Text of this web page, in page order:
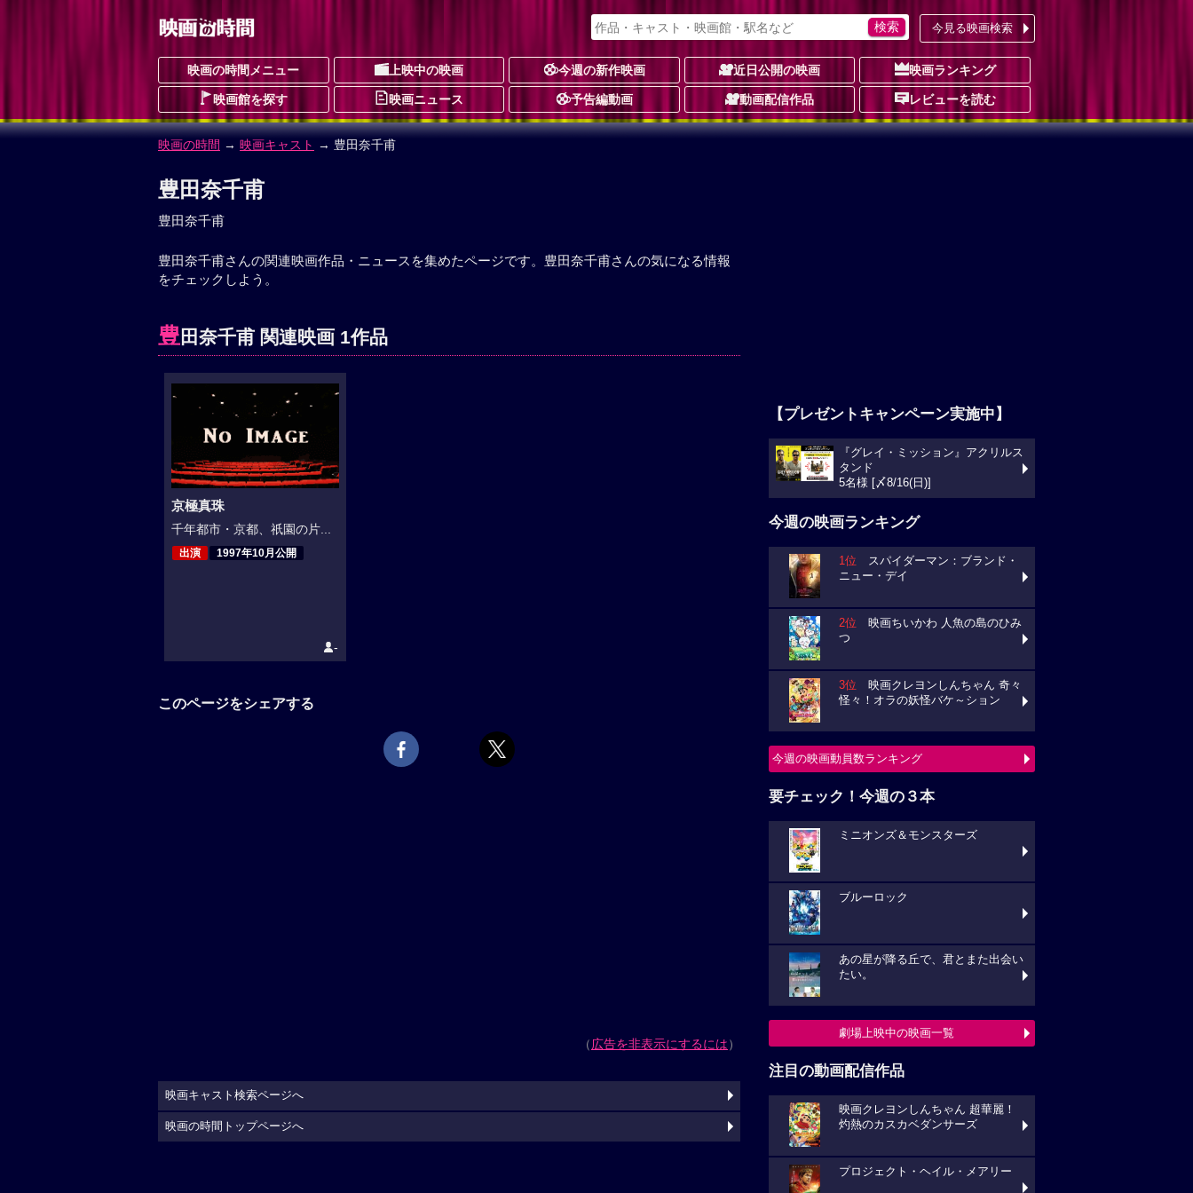
今見る映画検索
映画の時間メニュー 上映中の映画 今週の新作映画 近日公開の映画 映画ランキング
映画館を探す 映画ニュース 予告編動画 動画配信作品 レビューを読む
映画の時間 → 映画キャスト → 豊田奈千甫
豊田奈千甫
豊田奈千甫
豊田奈千甫さんの関連映画作品・ニュースを集めたページです。豊田奈千甫さんの気になる情報
をチェックしよう。
豊 田奈千甫 関連映画 1作品
京極真珠
千年都市・京都、祇園の片...
出演 1997年10月公開
-
このページをシェアする
（広告を非表示にするには）
【プレゼントキャンペーン実施中】
『グレイ・ミッション』アクリルス
タンド
5名様 [〆8/16(日)]
今週の映画ランキング
1位 スパイダーマン：ブランド・
ニュー・デイ
2位 映画ちいかわ 人魚の島のひみ
つ
3位 映画クレヨンしんちゃん 奇々
怪々！オラの妖怪バケ～ション
今週の映画動員数ランキング
要チェック！今週の３本
ミニオンズ＆モンスターズ
ブルーロック
あの星が降る丘で、君とまた出会い
たい。
劇場上映中の映画一覧
注目の動画配信作品
映画クレヨンしんちゃん 超華麗！
灼熱のカスカベダンサーズ
プロジェクト・ヘイル・メアリー
映画キャスト検索ページへ
映画の時間トップページへ